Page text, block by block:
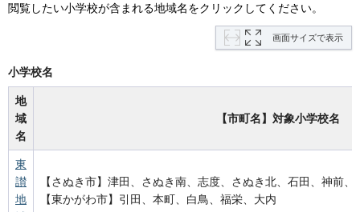
閲覧したい小学校が含まれる地域名をクリックしてください。
画面サイズで表示
小学校名
地
域
名
【市町名】対象小学校名
東
讃
地
【さぬき市】津田、さぬき南、志度、さぬき北、石田、神前、
【東かがわ市】引田、本町、白鳥、福栄、大内